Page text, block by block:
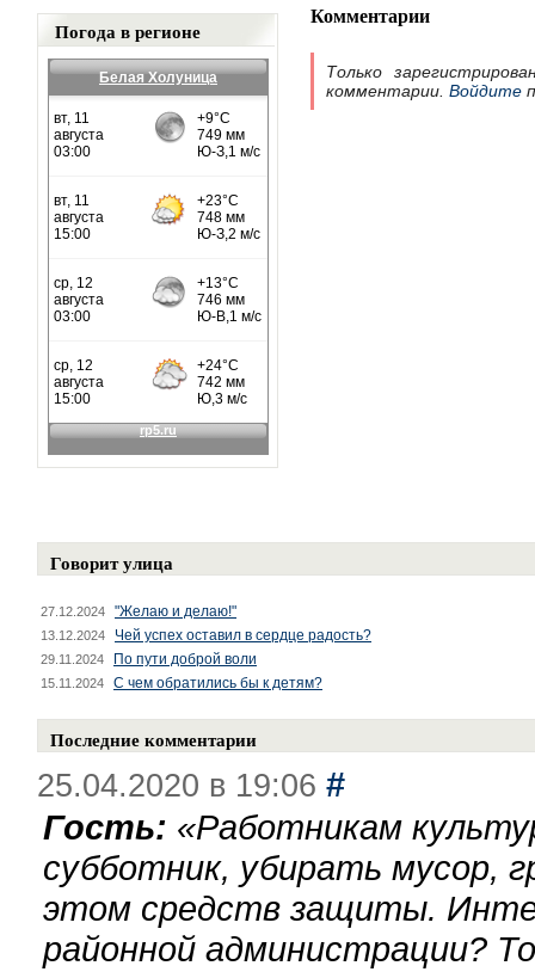
Погода в регионе
Белая Холуница
Комментарии
Только
комментарии. Войдите
Говорит улица
27.12.2024 "Желаю и делаю!"
13.12.2024 Чей успех оставил в сердце радость?
29.11.2024 По пути доброй воли
15.11.2024 С чем обратились бы к детям?
Последние комментарии
25.04.2020 в 19:06 #
Гость: «Работникам
субботник, убирать мусор,
этом средств защиты.
районной администрации?